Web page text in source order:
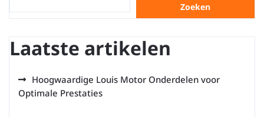
Zoeken
Laatste artikelen
Hoogwaardige Louis Motor Onderdelen voor
Optimale Prestaties